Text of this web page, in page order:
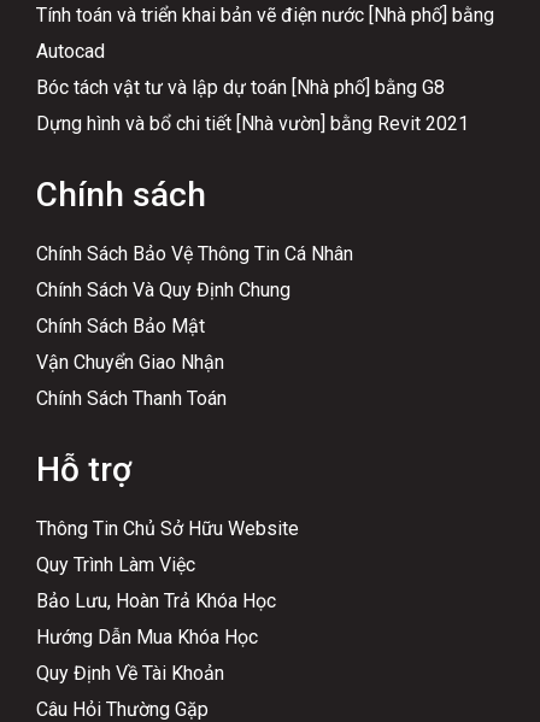
Tính toán và triển khai bản vẽ điện nước [Nhà phố] bằng
Autocad
Bóc tách vật tư và lập dự toán [Nhà phố] bằng G8
Dựng hình và bổ chi tiết [Nhà vườn] bằng Revit 2021
Chính sách
Chính Sách Bảo Vệ Thông Tin Cá Nhân
Chính Sách Và Quy Định Chung
Chính Sách Bảo Mật
Vận Chuyển Giao Nhận
Chính Sách Thanh Toán
Hỗ trợ
Thông Tin Chủ Sở Hữu Website
Quy Trình Làm Việc
Bảo Lưu, Hoàn Trả Khóa Học
Hướng Dẫn Mua Khóa Học
Quy Định Về Tài Khoản
Câu Hỏi Thường Gặp